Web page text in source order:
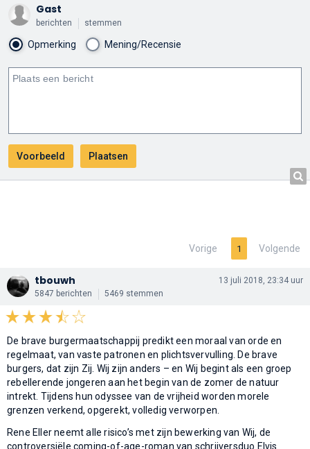
Gast
berichten stemmen
Opmerking Mening/Recensie
Vorige 1 Volgende
tbouwh
5847 berichten 5469 stemmen
13 juli 2018, 23:34 uur
De brave burgermaatschappij predikt een moraal van orde en
regelmaat, van vaste patronen en plichtsvervulling. De brave
burgers, dat zijn Zij. Wij zijn anders – en Wij begint als een groep
rebellerende jongeren aan het begin van de zomer de natuur
intrekt. Tijdens hun odyssee van de vrijheid worden morele
grenzen verkend, opgerekt, volledig verworpen.
Rene Eller neemt alle risico’s met zijn bewerking van Wij, de
controversiële coming-of-age-roman van schrijversduo Elvis